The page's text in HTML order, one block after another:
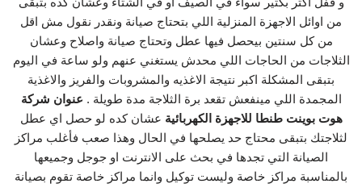
من اوائل الاجهزة المنزلية اللي بتحتاج صيانة ونقدر نقول مش اقل
من كل سنتين بيحصل فيها عطل وتحتاج صيانة واصلاح وعشان
الثلاجات من الحاجات اللي محدش يستغني عنهم ولو ساعة في اليوم
بتبقى المشكلة اكبر نتيجة الاغذيه والمشروبات والفريز والاغذية
المجمدة اللي مينفعش تقعد برة الثلاجة مدة طويلة . عنوان شركة
هوت بوينت طنطا للاجهزة الكهربائية عشان كده لو حصل اي عطل
لثلاجتك بتبقى محتاج حد يصلحها في الحال وهذا صعب فأغلب مراكز
الصيانة التي تجدها في بحث على الانترنت او جوجل وجميعها
بالمناسبة مراكز خاصة وليست توكيل وانما مراكز خاصة تقوم بصيانة